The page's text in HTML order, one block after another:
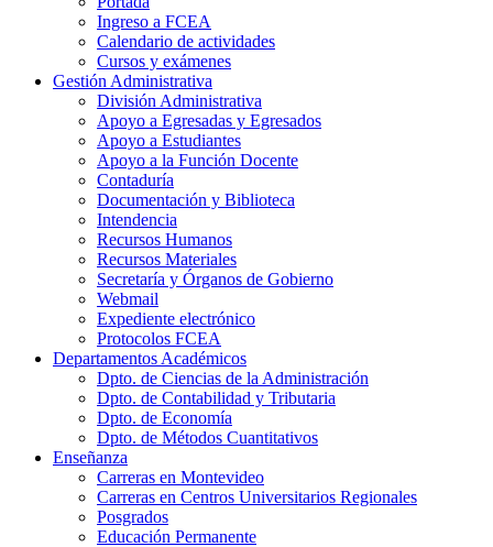
Ingreso a FCEA
Calendario de actividades
Cursos y exámenes
Gestión Administrativa
División Administrativa
Apoyo a Egresadas y Egresados
Apoyo a Estudiantes
Apoyo a la Función Docente
Contaduría
Documentación y Biblioteca
Intendencia
Recursos Humanos
Recursos Materiales
Secretaría y Órganos de Gobierno
Webmail
Expediente electrónico
Protocolos FCEA
Departamentos Académicos
Dpto. de Ciencias de la Administración
Dpto. de Contabilidad y Tributaria
Dpto. de Economía
Dpto. de Métodos Cuantitativos
Enseñanza
Carreras en Montevideo
Carreras en Centros Universitarios Regionales
Posgrados
Educación Permanente